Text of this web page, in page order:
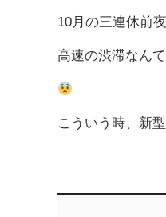
10月の三連休前
高速の渋滞なん
こういう時、新